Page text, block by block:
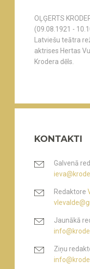
OĻĢERTS
(09.08.1921 -
Latviešu teātra
aktrises Hertas
Krodera dēls.
KONTAKTI
Galvenā
Redaktore
Jaunākā
Ziņu